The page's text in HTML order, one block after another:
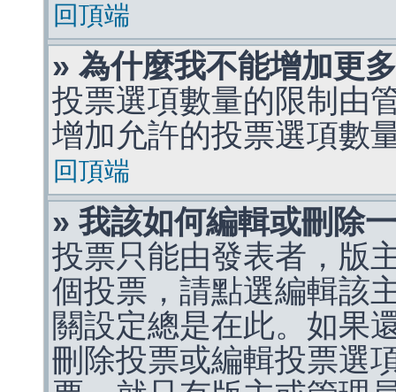
回頂端
» 為什麼我不能增加更
投票選項數量的限制由
增加允許的投票選項數
回頂端
» 我該如何編輯或刪除
投票只能由發表者，版
個投票，請點選編輯該
關設定總是在此。如果
刪除投票或編輯投票選